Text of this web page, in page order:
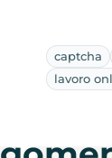
captcha
lavoro